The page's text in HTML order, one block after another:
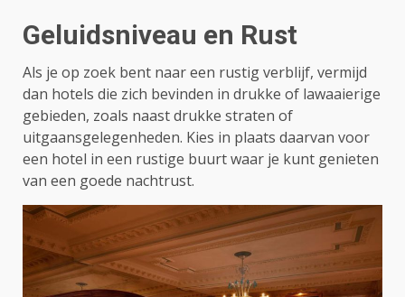
Geluidsniveau en Rust
Als je op zoek bent naar een rustig verblijf, vermijd
dan hotels die zich bevinden in drukke of lawaaierige
gebieden, zoals naast drukke straten of
uitgaansgelegenheden. Kies in plaats daarvan voor
een hotel in een rustige buurt waar je kunt genieten
van een goede nachtrust.